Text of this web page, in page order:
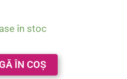
în stoc
ÎN COȘ